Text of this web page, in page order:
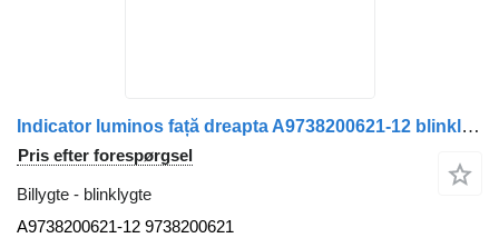
Indicator luminos față dreapta A9738200621-12 blinklygte til Mercedes-Benz (A) lastbil
Pris efter forespørgsel
Billygte - blinklygte
A9738200621-12 9738200621